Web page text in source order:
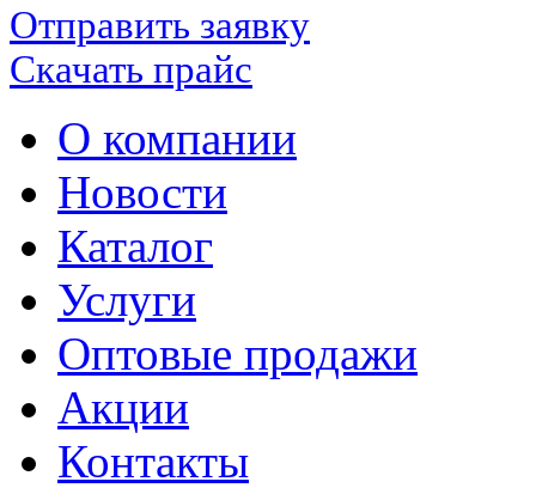
Отправить заявку
Скачать прайс
О компании
Новости
Каталог
Услуги
Оптовые продажи
Акции
Контакты